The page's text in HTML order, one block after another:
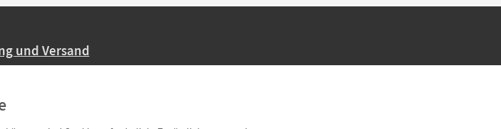
und Versand
EUR Bestellwert liefern wir versandkostenfrei innerhalb Deutschlands